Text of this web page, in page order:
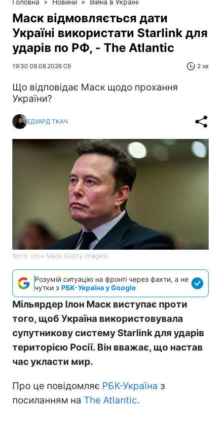
Маск відмовляється дати
Україні використати Starlink для
ударів по РФ, - The Atlantic
19:30 08.08.2026 Сб 2 хв
Що відповідає Маск щодо прохання
України?
ЕДУАРД ТКАЧ
Фото: Ілон Маск (Getty Images)
Розумій ситуацію на фронті через факти, а не
чутки з РБК-Україна у Google
Мільярдер Ілон Маск виступає проти
того, щоб Україна використовувала
супутникову систему Starlink для ударів
територією Росії. Він вважає, що настав
час укласти мир.
Про це повідомляє РБК-Україна з
посиланням на The Atlantic.